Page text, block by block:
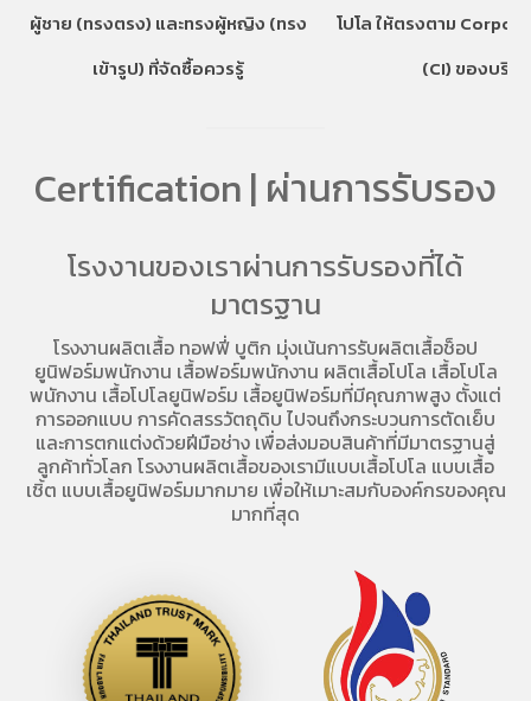
ผู้ชาย (ทรงตรง) และทรงผู้หญิง (ทรง
เข้ารูป) ที่จัดซื้อควรรู้
โปโล ให้ตรงตาม
(CI) ของบริษัท
Certification | ผ่านการรับรอง
โรงงานของเราผ่านการรับรองที่ได้
มาตรฐาน
โรงงานผลิตเสื้อ ทอฟฟี่ บูติก มุ่งเน้นการรับผลิตเสื้อช็อป
ยูนิฟอร์มพนักงาน เสื้อฟอร์มพนักงาน ผลิตเสื้อโปโล เสื้อโปโล
พนักงาน เสื้อโปโลยูนิฟอร์ม เสื้อยูนิฟอร์มที่มีคุณภาพสูง ตั้งแต่
การออกแบบ การคัดสรรวัตถุดิบ ไปจนถึงกระบวนการตัดเย็บ
และการตกแต่งด้วยฝีมือช่าง เพื่อส่งมอบสินค้าที่มีมาตรฐานสู่
ลูกค้าทั่วโลก โรงงานผลิตเสื้อของเรามีแบบเสื้อโปโล แบบเสื้อ
เชิ้ต แบบเสื้อยูนิฟอร์มมากมาย เพื่อให้เมาะสมกับองค์กรของคุณ
มากที่สุด